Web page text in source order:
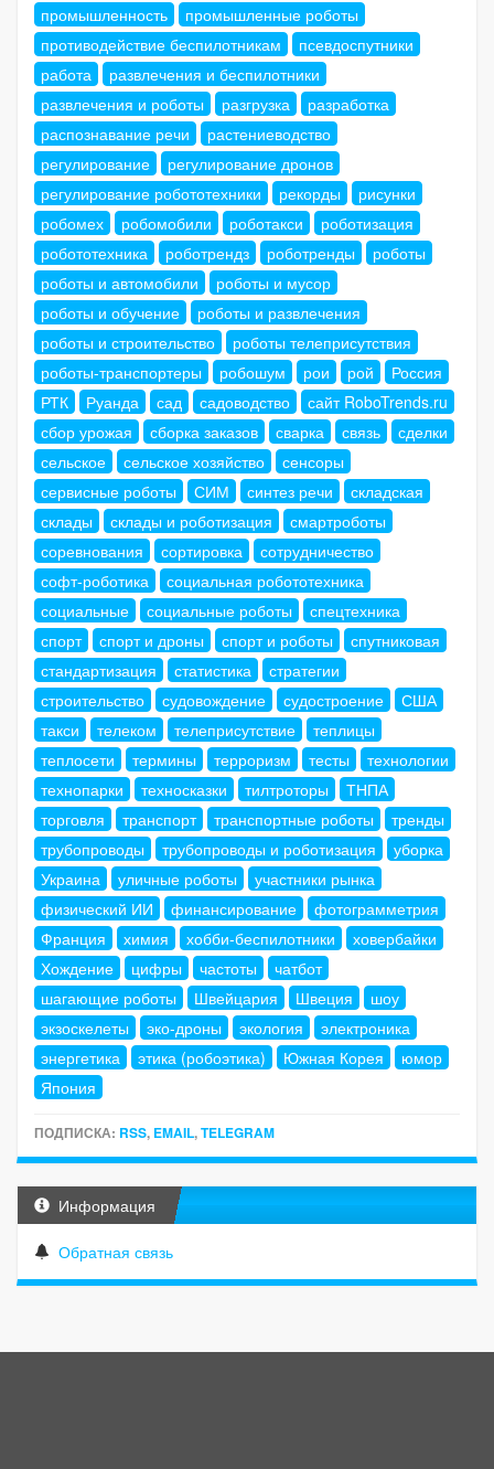
промышленность
промышленные роботы
противодействие беспилотникам
псевдоспутники
работа
развлечения и беспилотники
развлечения и роботы
разгрузка
разработка
распознавание речи
растениеводство
регулирование
регулирование дронов
регулирование робототехники
рекорды
рисунки
робомех
робомобили роботакси
роботизация
робототехника
роботрендз роботренды
роботы
роботы и автомобили
роботы и мусор
роботы и обучение
роботы и развлечения
роботы и строительство
роботы телеприсутствия
роботы-транспортеры
робошум рои рой
Россия
РТК
Руанда сад садоводство
сайт RoboTrends.ru
сбор урожая
сборка заказов сварка связь
сделки
сельское
сельское хозяйство
сенсоры
сервисные роботы
СИМ синтез речи
складская
склады
склады и роботизация
смартроботы
соревнования
сортировка
сотрудничество
софт-роботика
социальная робототехника
социальные
социальные роботы
спецтехника
спорт
спорт и дроны спорт и роботы
спутниковая
стандартизация
статистика
стратегии
строительство
судовождение судостроение
США
такси
телеком телеприсутствие
теплицы
теплосети
термины терроризм тесты
технологии
технопарки
техносказки тилтроторы
ТНПА
торговля
транспорт транспортные роботы
тренды
трубопроводы
трубопроводы и роботизация
уборка
Украина
уличные роботы
участники рынка
физический ИИ
финансирование
фотограмметрия
Франция
химия хобби-беспилотники
ховербайки
Хождение
цифры частоты
чатбот
шагающие роботы
Швейцария Швеция
шоу
экзоскелеты
эко-дроны экология
электроника
энергетика
этика (робоэтика) Южная Корея
юмор
Япония
ПОДПИСКА: RSS, EMAIL,TELEGRAM
Информация
Обратная связь